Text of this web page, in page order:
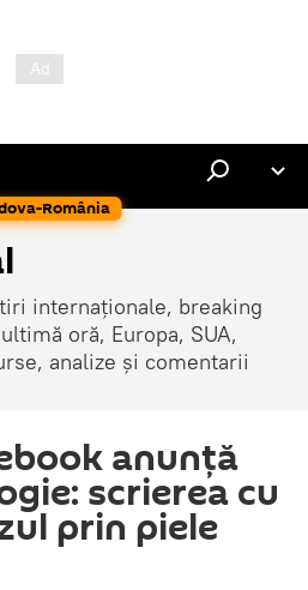
România
internaționale, breaking
oră, Europa, SUA,
analize și comentarii
anunţă
scrierea cu
prin piele